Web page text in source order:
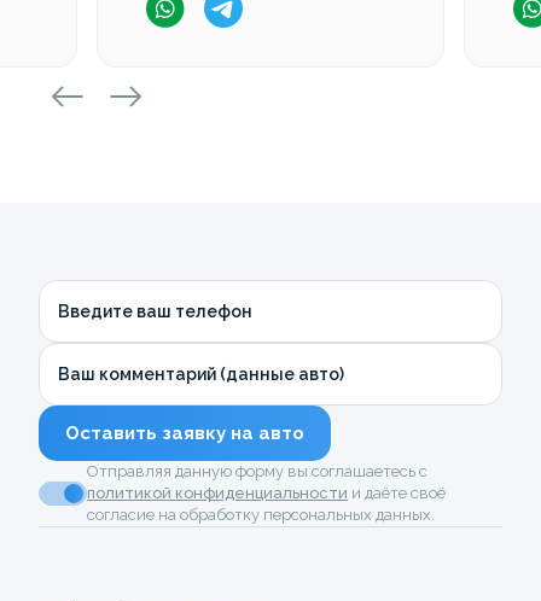
Введите ваш телефон
Ваш комментарий (данные авто)
Оставить заявку на авто
Отправляя данную форму вы соглашаетесь с
политикой конфиденциальности и даёте своё
согласие на обработку персональных данных.